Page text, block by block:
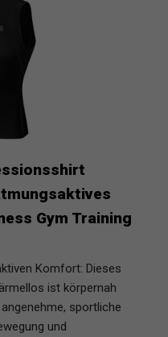
Gym Training
Komfort: Dieses
ist körpernah
sportliche
und